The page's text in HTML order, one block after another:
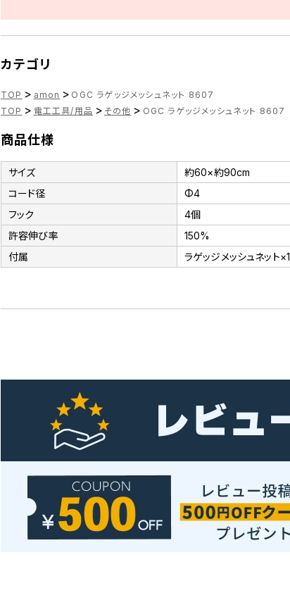
カテゴリ
TOP > amon > OGC ラゲッジメッシュネット 8607
TOP > 電工工具/用品 > その他 > OGC ラゲッジメッシュネット 8607
商品仕様
サイズ
約60×約90cm
コード径
Φ4
フック
4個
許容伸び率
150%
付属
ラゲッジメッシュネット×1